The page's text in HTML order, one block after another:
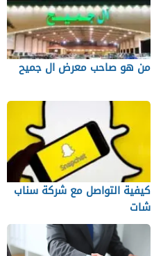
من هو صاحب معرض ال جميح
كيفية التواصل مع شركة سناب
شات